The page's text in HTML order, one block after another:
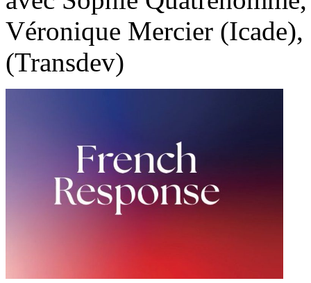
Véronique Mercier
(Transdev)